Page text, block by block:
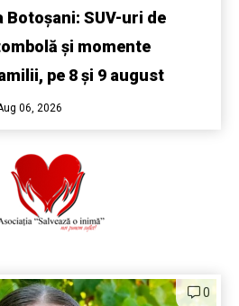
Botoșani: SUV-uri de
și momente
pe 8 și 9 august
06, 2026
0